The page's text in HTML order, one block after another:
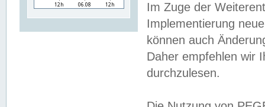
Im Zuge der
Implementierung
können auch
Daher empfehlen wir
durchzulesen.